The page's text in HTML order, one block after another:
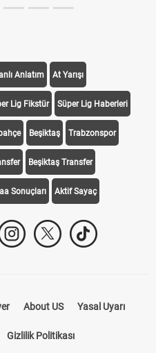
Anlatım At Yarışı
Lig Fikstür Süper Lig Haberleri
Beşiktaş Trabzonspor
Beşiktaş Transfer
Sonuçları Aktif Sayaç
About US Yasal Uyarı
Gizlilik Politikası